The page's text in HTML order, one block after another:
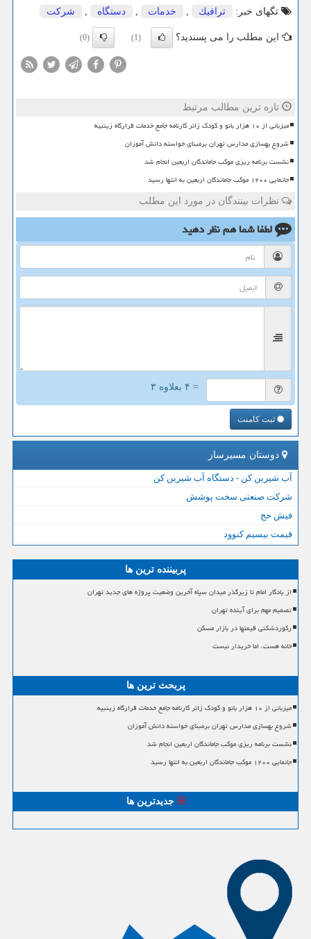
تگهای خبر: ترافیك , خدمات , دستگاه , شركت
این مطلب را می پسندید؟ (1)
(0)
تازه ترین مطالب مرتبط
میزبانی از ۱۰ هزار بانو و کودک زائر کارنامه جامع خدمات قرارگاه زینبیه
شروع بهسازی مدارس تهران برمبنای خواسته دانش آموزان
نشست برنامه ریزی موکب جاماندگان اربعین انجام شد
جانمایی ۱۲۰۰ موکب جاماندگان اربعین به انتها رسید
نظرات بینندگان در مورد این مطلب
لطفا شما همنظر دهید
= ۴ بعلاوه ۳
ثبت کامنت
دوستان مسیرساز
آب شیرین کن - دستگاه آب شیرین کن
شرکت صنعتی سخت پوشش
فیش حج
قیمت بیسیم کنوود
پربیننده ترین ها
از یادگار امام تا زیرگذر میدان سپاه آخرین وضعیت پروژه های جدید تهران
تصمیم مهم برای آینده تهران
رکوردشکنی قیمتها در بازار مسکن
خانه هست، اما خریدار نیست
پربحث ترین ها
میزبانی از ۱۰ هزار بانو و کودک زائر کارنامه جامع خدمات قرارگاه زینبیه
شروع بهسازی مدارس تهران برمبنای خواسته دانش آموزان
نشست برنامه ریزی موکب جاماندگان اربعین انجام شد
جانمایی ۱۲۰۰ موکب جاماندگان اربعین به انتها رسید
جدیدترین ها